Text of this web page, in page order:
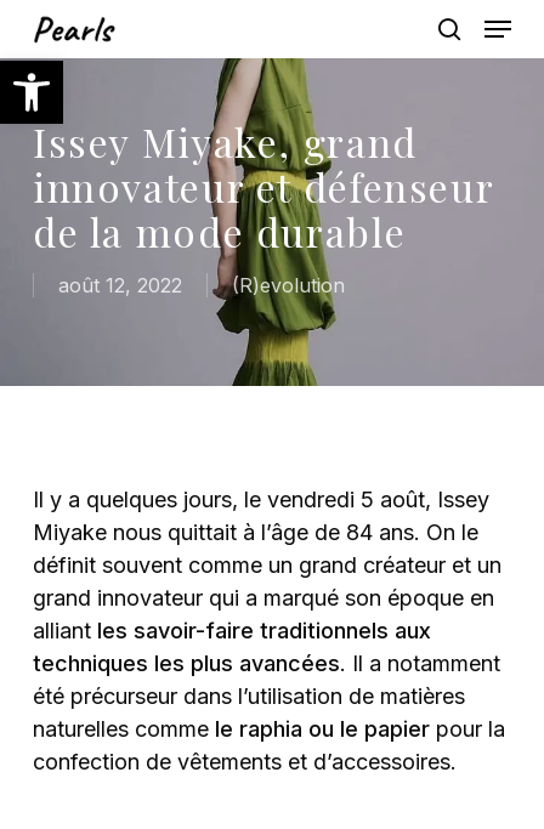
Ouvrir la barre d’outils
main
content
search
Menu
Issey Miyake, grand
innovateur et défenseur
de la mode durable
août 12, 2022 (R)evolution
Il y a quelques jours, le vendredi 5 août, Issey
Miyake nous quittait à l’âge de 84 ans. On le
définit souvent comme un grand créateur et un
grand innovateur qui a marqué son époque en
alliant les savoir-faire traditionnels aux
techniques les plus avancées. Il a notamment
été précurseur dans l’utilisation de matières
naturelles comme le raphia ou le papier pour la
confection de vêtements et d’accessoires.